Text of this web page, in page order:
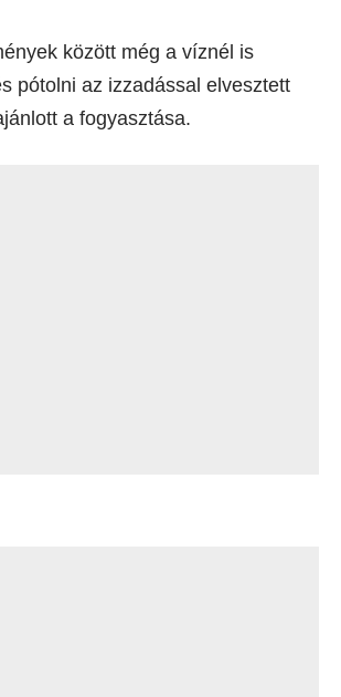
között még a víznél is
pótolni az izzadással elvesztett
a fogyasztása.